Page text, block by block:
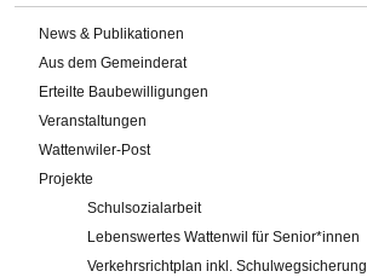
Verwaltung
Online-Service
News & Publikationen
Aus dem Gemeinderat
Erteilte Baubewilligungen
Veranstaltungen
Wattenwiler-Post
Projekte
Schulsozialarbeit
Lebenswertes Wattenwil für Senior*innen
Verkehrsrichtplan inkl. Schulwegsicherung